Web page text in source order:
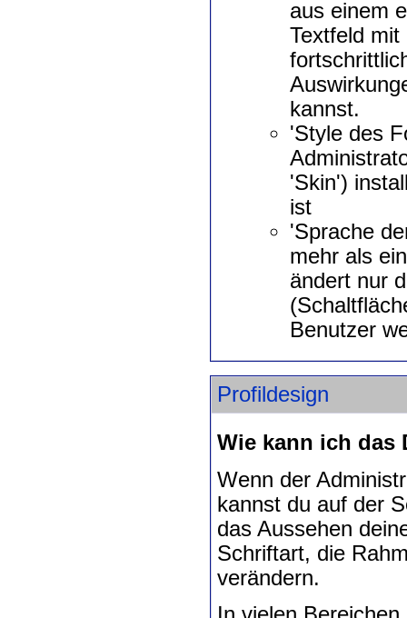
aus einem
Textfeld
kannst.
'Style des
'Skin')
ist
'Sprache
mehr als
ändert nur
Benutzer
Profildesign
Wie kann ich das
Wenn der
kannst du auf der
das Aussehen
Schriftart, die
verändern.